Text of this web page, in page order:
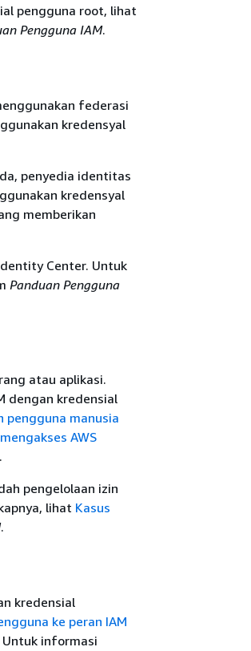
pengguna root, lihat
Pengguna IAM.
federasi
kredensyal
penyedia identitas
kredensyal
memberikan
Center. Untuk
Panduan Pengguna
atau aplikasi.
dengan kredensial
pengguna manusia
AWS
.
pengelolaan izin
lihat Kasus
.
kredensial
ke peran IAM
Untuk informasi